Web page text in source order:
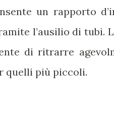
un rapporto
l’ausilio di tubi.
di ritrarre
quelli più piccoli.